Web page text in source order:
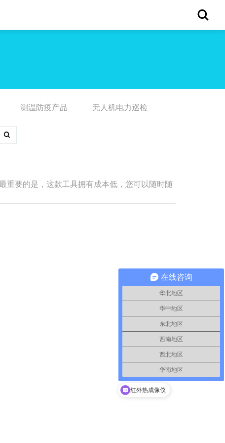
测温防疫产品 无人机电力巡检
重要的是，这款工具拥有成本低，您可以随时随
在线咨询
华北地区
华中地区
东北地区
西南地区
西北地区
华南地区
红外热成像仪